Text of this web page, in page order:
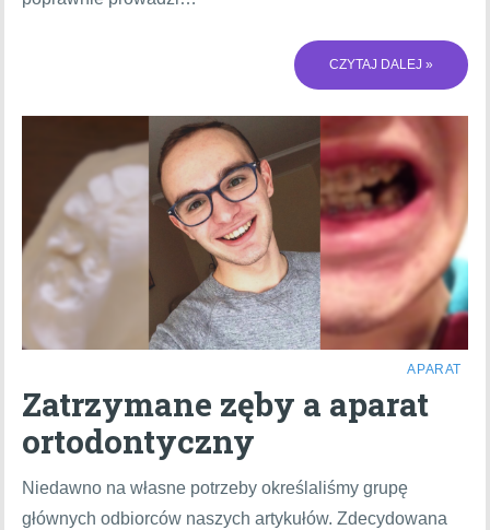
CZYTAJ DALEJ »
APARAT
Zatrzymane zęby a aparat
ortodontyczny
Niedawno na własne potrzeby określaliśmy grupę
głównych odbiorców naszych artykułów. Zdecydowana